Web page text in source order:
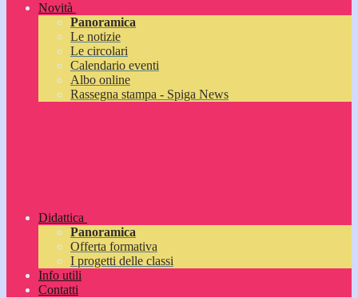
Novità
Panoramica
Le notizie
Le circolari
Calendario eventi
Albo online
Rassegna stampa - Spiga News
Didattica
Panoramica
Offerta formativa
I progetti delle classi
Info utili
Contatti